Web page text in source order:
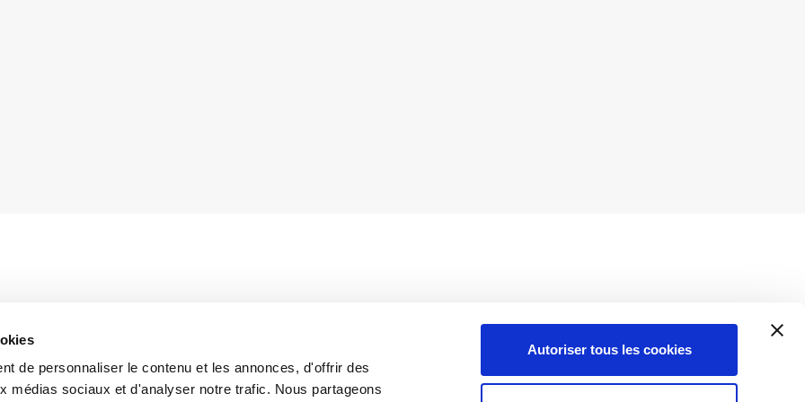
de personnaliser le contenu et les annonces, d'offrir des
médias sociaux et d'analyser notre trafic. Nous partageons
Autoriser tous les cookies
un siège secondaire en Italie, seuls les
sont pris en compte –et non pas le nombre
pays où elle est présente – aux fins de la
Insights